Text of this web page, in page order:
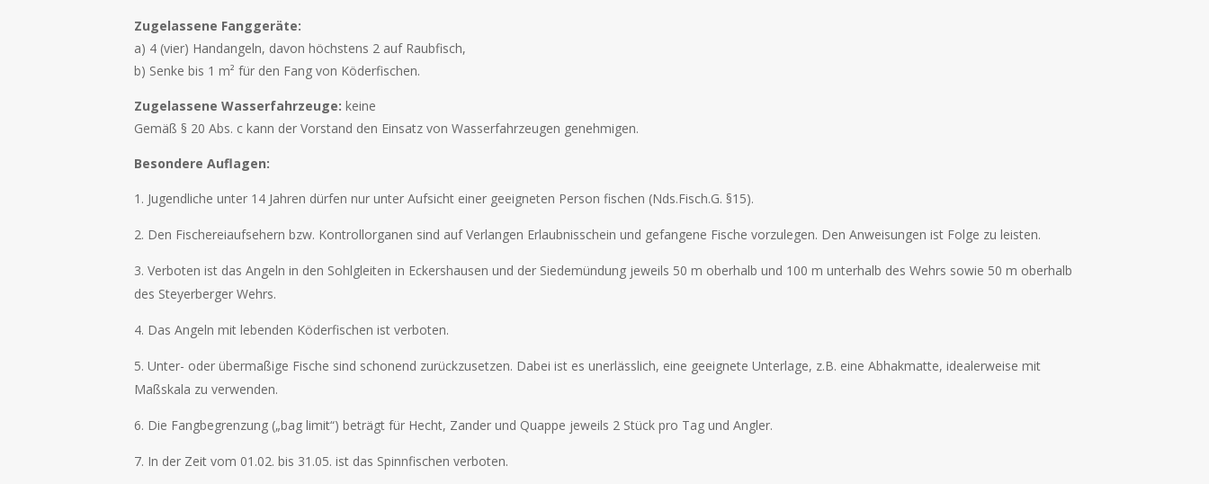
Zugelassene Fanggeräte:
a) 4 (vier) Handangeln, davon höchstens 2 auf Raubfisch,
b) Senke bis 1 m² für den Fang von Köderfischen.
Zugelassene Wasserfahrzeuge: keine
Gemäß § 20 Abs. c kann der Vorstand den Einsatz von Wasserfahrzeugen genehmigen.
Besondere Auflagen:
Jugendliche unter 14 Jahren dürfen nur unter Aufsicht einer geeigneten Person fischen (Nds.Fisch.G. §15).
Den Fischereiaufsehern bzw. Kontrollorganen sind auf Verlangen Erlaubnisschein und gefangene Fische vorzulegen. Den Anweisungen ist Folge zu leisten.
Verboten ist das Angeln in den Sohlgleiten in Eckershausen und der Siedemündung jeweils 50 m oberhalb und 100 m unterhalb des Wehrs sowie 50 m oberhalb
des Steyerberger Wehrs.
Das Angeln mit lebenden Köderfischen ist verboten.
Unter- oder übermaßige Fische sind schonend zurückzusetzen. Dabei ist es unerlässlich, eine geeignete Unterlage, z.B. eine Abhakmatte, idealerweise mit
Maßskala zu verwenden.
Die Fangbegrenzung („bag limit“) beträgt für Hecht, Zander und Quappe jeweils 2 Stück pro Tag und Angler.
In der Zeit vom 01.02. bis 31.05. ist das Spinnfischen verboten.